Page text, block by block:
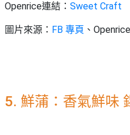
Openrice連結： Sweet Craft
圖片來源： FB 專頁 、Openrice
5. 鮮蒲：香氣鮮味